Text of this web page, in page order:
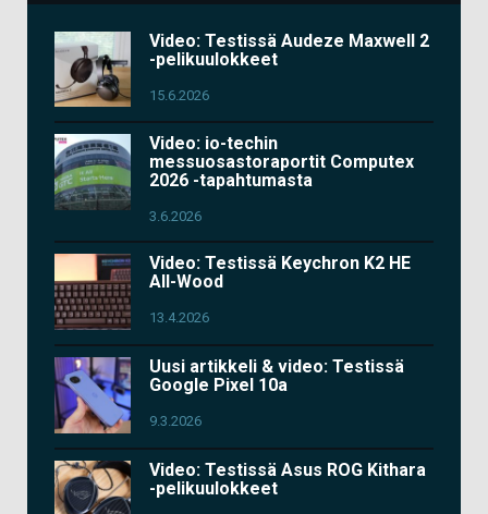
Video: Testissä Audeze Maxwell 2
-pelikuulokkeet
15.6.2026
Video: io-techin
messuosastoraportit Computex
2026 -tapahtumasta
3.6.2026
Video: Testissä Keychron K2 HE
All-Wood
13.4.2026
Uusi artikkeli & video: Testissä
Google Pixel 10a
9.3.2026
Video: Testissä Asus ROG Kithara
-pelikuulokkeet